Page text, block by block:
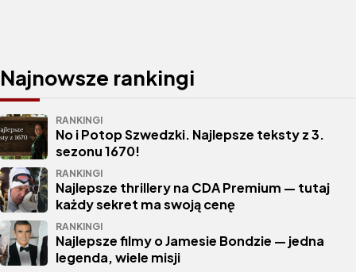
Najnowsze rankingi
RANKINGI
No i Potop Szwedzki. Najlepsze teksty z 3.
sezonu 1670!
RANKINGI
Najlepsze thrillery na CDA Premium — tutaj
każdy sekret ma swoją cenę
RANKINGI
Najlepsze filmy o Jamesie Bondzie — jedna
legenda, wiele misji